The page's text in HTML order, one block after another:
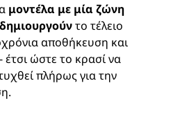
μοντέλα με μία ζώνη
το τέλειο
αποθήκευση και
ώστε το κρασί να
πλήρως για την